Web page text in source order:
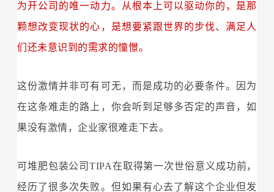
为开公司的唯一动力。从根本上可以驱动你的，是那
颗想改变现状的心，是想要紧跟世界的步伐、满足人
们还未意识到的需求的憧憬。
这份激情并非可有可无，而是成功的必要条件。因为
在这条难走的路上，你会听到足够多否定的声音，如
果没有激情，企业家很难走下去。
可堆肥包装公司TIPA在取得第一次世俗意义成功前，
经历了很多次失败。但如果有心去了解这个企业但发